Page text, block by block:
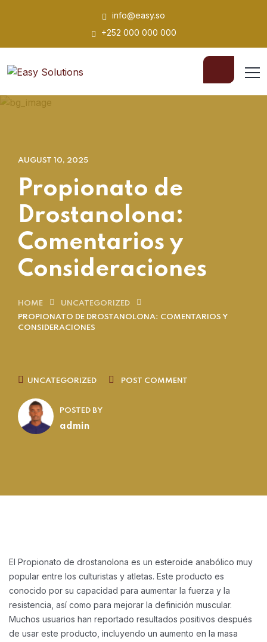
info@easy.so
+252 000 000 000
AUGUST 10, 2025
Propionato de
Drostanolona:
Comentarios y
Consideraciones
HOME
UNCATEGORIZED
PROPIONATO DE DROSTANOLONA: COMENTARIOS Y
CONSIDERACIONES
UNCATEGORIZED POST COMMENT
POSTED BY
admin
El Propionato de drostanolona es un esteroide anabólico muy
popular entre los culturistas y atletas. Este producto es
conocido por su capacidad para aumentar la fuerza y la
resistencia, así como para mejorar la definición muscular.
Muchos usuarios han reportado resultados positivos después
de usar este producto, incluyendo un aumento en la masa